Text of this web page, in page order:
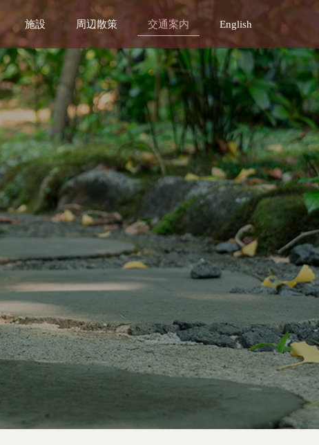
施設 周辺散策 交通案内 English